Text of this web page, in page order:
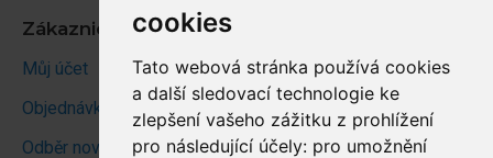
cookies
Tato webová stránka používá cookies
a další sledovací technologie ke
zlepšení vašeho zážitku z prohlížení
pro následující účely: pro umožnění
Zákaznický účet
Můj účet
Objednávky
Odběr novinek